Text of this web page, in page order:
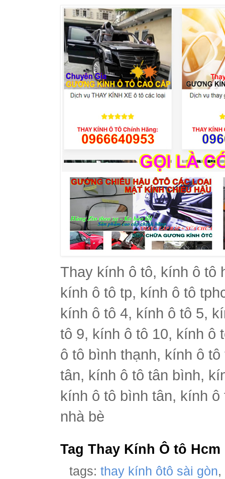
Thay kính ô tô, kính ô tô
kính ô tô tp, kính ô tô
kính ô tô 4, kính ô tô 5,
tô 9, kính ô tô 10, kính ô
ô tô bình thạnh, kính ô
tân, kính ô tô tân bình,
kính ô tô bình tân, kính
nhà bè
Tag Thay Kính Ô tô Hcm
tags:thay kính ôtô sài gòn,